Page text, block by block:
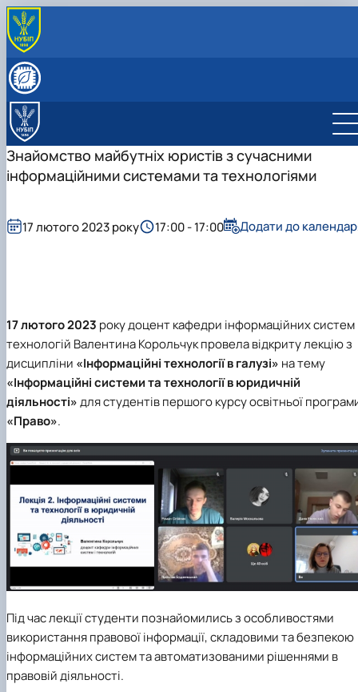
ПРО КАФЕДРУ
Навчальна лабораторія розробки та впровадження
інформаційних систем
Навчальна лабораторія хмарних технологій
Спеціальність 126 (F6) "Інформаційні системи та
технології"
Інші спеціальності
ОС "Бакалавр"
НАУКОВА ДІЯЛЬНІСТЬ
Гурток «Актуальні проблеми автоматизації та
управління»
Науково-дослідна та інноваційна робота
ОСВІТНЬО- ПРОФЕСІЙНІ ПРОГРАМИ
Освітньо- професійні програми
Обговорення та рецензії освітньо-професійної
СПІВПРАЦЯ
Співпраця
СТОРІНКА АСПІРАНТА
Знайомство майбутніх юристів з сучасними
інформаційними системами та технологіями
17 лютого 2023 року доцент кафедри інформаційних систем
технологій Валентина Корольчук провела відкриту лекцію з
дисципліни «Інформаційні технології в галузі» на тему
«Інформаційні системи та технології в юридичній
діяльності»для студентів першого курсу освітньої
«Право».
Під час лекції студенти познайомились з особливостями
використання правової інформації, складовими та безпекою
інформаційних систем та автоматизованими рішеннями в
правовій діяльності.
17 лютого 2023 року 17:00 - 17:00 Додати до